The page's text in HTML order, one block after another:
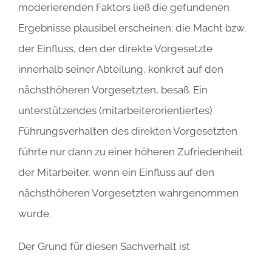
moderierenden Faktors ließ die gefundenen
Ergebnisse plausibel erscheinen: die Macht bzw.
der Einfluss, den der direkte Vorgesetzte
innerhalb seiner Abteilung, konkret auf den
nächsthöheren Vorgesetzten, besaß. Ein
unterstützendes (mitarbeiterorientiertes)
Führungsverhalten des direkten Vorgesetzten
führte nur dann zu einer höheren Zufriedenheit
der Mitarbeiter, wenn ein Einfluss auf den
nächsthöheren Vorgesetzten wahrgenommen
wurde.
Der Grund für diesen Sachverhalt ist